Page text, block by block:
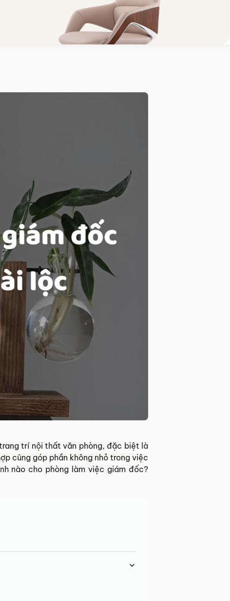
trí nội thất văn phòng, đặc biệt là
cũng góp phần không nhỏ trong việc
nào cho phòng làm việc giám đốc?